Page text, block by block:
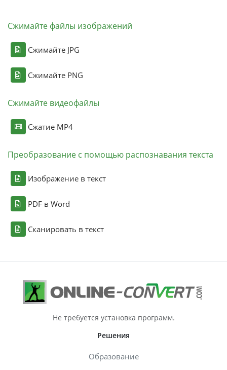
Сжимайте файлы изображений
Сжимайте JPG
Сжимайте PNG
Сжимайте видеофайлы
Сжатие MP4
Преобразование с помощью распознавания текста
Изображение в текст
PDF в Word
Сканировать в текст
Не требуется установка программ.
Решения
Образование